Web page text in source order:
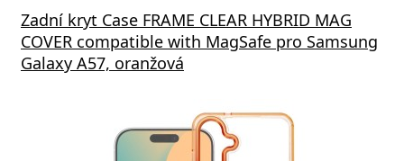
Zadní kryt Case FRAME CLEAR HYBRID MAG
COVER compatible with MagSafe pro Samsung
Galaxy A57, oranžová